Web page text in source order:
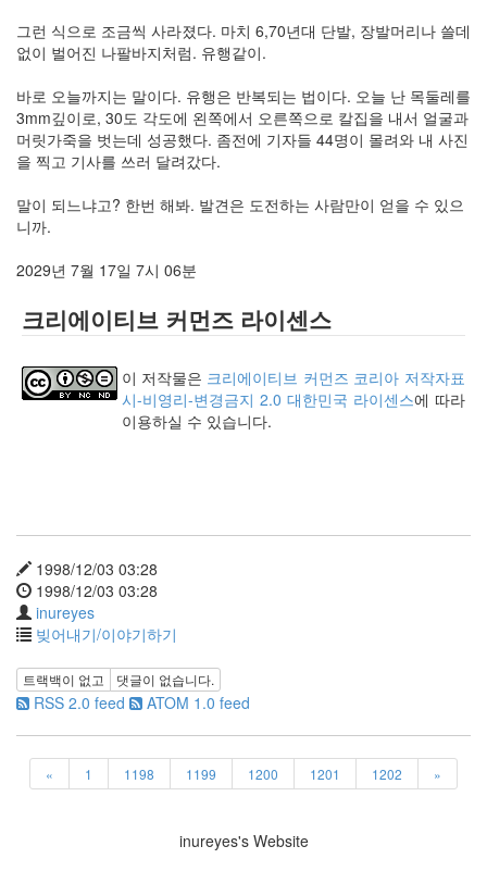
그런 식으로 조금씩 사라졌다. 마치 6,70년대 단발, 장발머리나 쓸데
없이 벌어진 나팔바지처럼. 유행같이.
바로 오늘까지는 말이다. 유행은 반복되는 법이다. 오늘 난 목둘레를
3mm깊이로, 30도 각도에 왼쪽에서 오른쪽으로 칼집을 내서 얼굴과
머릿가죽을 벗는데 성공했다. 좀전에 기자들 44명이 몰려와 내 사진
을 찍고 기사를 쓰러 달려갔다.
말이 되느냐고? 한번 해봐. 발견은 도전하는 사람만이 얻을 수 있으
니까.
2029년 7월 17일 7시 06분
크리에이티브 커먼즈 라이센스
이 저작물은 크리에이티브 커먼즈 코리아 저작자표
시-비영리-변경금지 2.0 대한민국 라이센스에 따라
이용하실 수 있습니다.
1998/12/03 03:28
1998/12/03 03:28
inureyes
빚어내기/이야기하기
트랙백이 없고 댓글이 없습니다.
RSS 2.0 feed ATOM 1.0 feed
« 1 1198 1199 1200 1201 1202 »
한
달
채
우
기
(너
불
편
다
생
각
시...
(너
고
각
하
시...
분
야
사
이
최
적
inureyes's Website